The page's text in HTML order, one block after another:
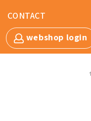
CONTACT
webshop login